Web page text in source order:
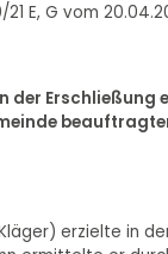
E, G vom
der
erzielte in